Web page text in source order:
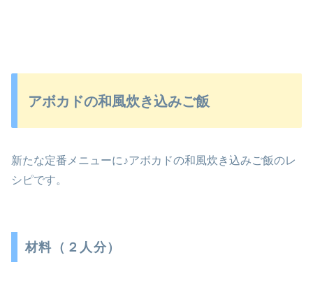
アボカドの和風炊き込みご飯
新たな定番メニューに♪アボカドの和風炊き込みご飯のレ
シピです。
材料（２人分）